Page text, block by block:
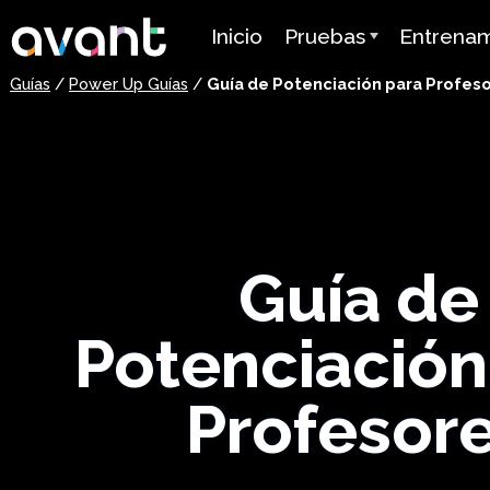
Skip to main content
Inicio
Pruebas
Resumen de la Prueba
Prueba de Lengua
Herencia Española (SHL)
Prueba de
Árabe (APT)
Precios
Avant
Tutoriales
Guías de
Guías / Power Up Guías / Guía de Potenciación para
Guía de